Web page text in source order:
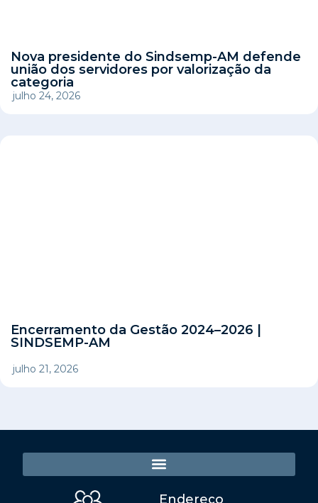
Nova presidente do Sindsemp-AM defende
união dos servidores por valorização da
categoria
julho 24, 2026
Encerramento da Gestão 2024–2026 |
SINDSEMP-AM
julho 21, 2026
Endereço